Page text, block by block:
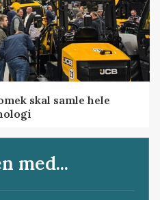
skal samle hele
med...